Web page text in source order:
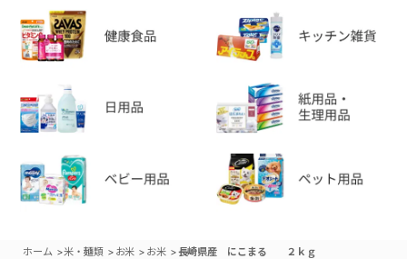
ホーム >米・麺類 > お米 > お米 >長崎県産 にこまる ２ｋｇ